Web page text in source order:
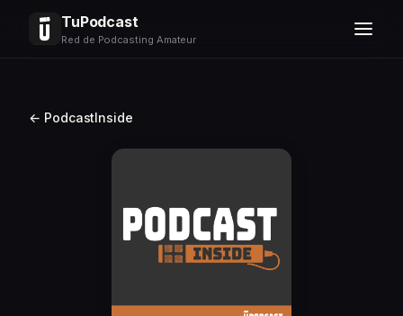
TuPodcast
Red de Podcasting Amateur
← PodcastInside